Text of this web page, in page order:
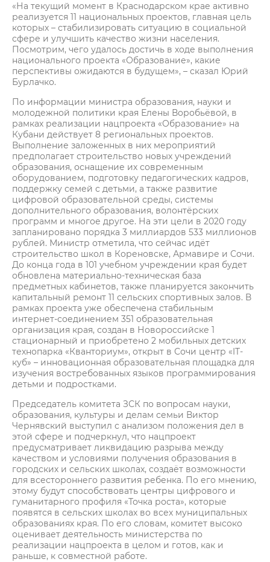
«На текущий момент в Краснодарском крае активно
реализуется 11 национальных проектов, главная цель
которых – стабилизировать ситуацию в социальной
сфере и улучшить качество жизни населения.
Посмотрим, чего удалось достичь в ходе выполнения
национального проекта «Образование», какие
перспективы ожидаются в будущем», – сказал Юрий
Бурлачко.
По информации министра образования, науки и
молодежной политики края Елены Воробьёвой, в
рамках реализации нацпроекта «Образование» на
Кубани действует 8 региональных проектов.
Выполнение заложенных в них мероприятий
предполагает строительство новых учреждений
образования, оснащение их современным
оборудованием, подготовку педагогических кадров,
поддержку семей с детьми, а также развитие
цифровой образовательной среды, системы
дополнительного образования, волонтёрских
программ и многое другое. На эти цели в 2020 году
запланировано порядка 3 миллиардов 533 миллионов
рублей. Министр отметила, что сейчас идёт
строительство школ в Кореновске, Армавире и Сочи.
До конца года в 101 учебном учреждении края будет
обновлена материально-техническая база
предметных кабинетов, также планируется закончить
капитальный ремонт 11 сельских спортивных залов. В
рамках проекта уже обеспечена стабильным
интернет-соединением 351 образовательная
организация края, создан в Новороссийске 1
стационарный и приобретено 2 мобильных детских
технопарка «Кванториум», открыт в Сочи центр «IT-
куб» – инновационная образовательная площадка для
изучения востребованных языков программирования
детьми и подростками.
Председатель комитета ЗСК по вопросам науки,
образования, культуры и делам семьи Виктор
Чернявский выступил с анализом положения дел в
этой сфере и подчеркнул, что нацпроект
предусматривает ликвидацию разрыва между
качеством и условиями получения образования в
городских и сельских школах, создаёт возможности
для всестороннего развития ребенка. По его мнению,
этому будут способствовать центры цифрового и
гуманитарного профиля «Точка роста», которые
появятся в сельских школах во всех муниципальных
образованиях края. По его словам, комитет высоко
оценивает деятельность министерства по
реализации нацпроекта в целом и готов, как и
раньше, к совместной работе.